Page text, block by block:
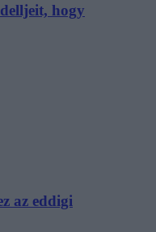
hogy
az eddigi